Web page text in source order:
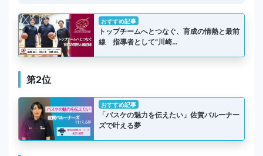
おすすめ記事
トップチームへとつなぐ、育成の情熱と最前
線 指導者として“川崎…
第2位
おすすめ記事
「バスケの魅力を伝えたい」佐賀バルーナー
ズで叶える夢